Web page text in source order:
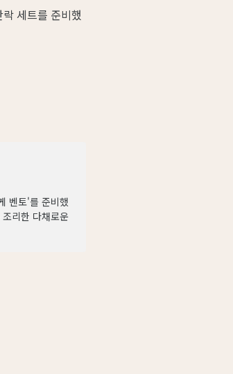
세트를 준비했
벤토'를 준비했
리한 다채로운